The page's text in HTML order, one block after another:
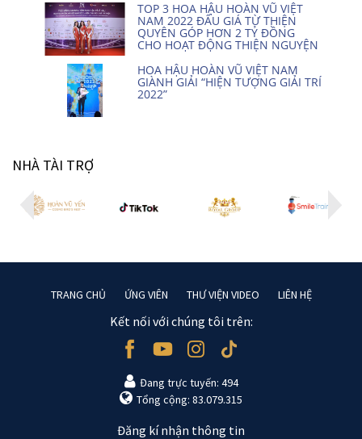
TOP 3 HOA HẬU HOÀN VŨ VIỆT
NAM 2022 ĐẤU GIÁ TỪ THIỆN
QUYÊN GÓP HƠN 2 TỶ ĐỒNG
CHO HOẠT ĐỘNG THIỆN NGUYỆN
HOA HẬU HOÀN VŨ VIỆT NAM
GIÀNH GIẢI “HIỆN TƯỢNG GIẢI TRÍ
2022”
NHÀ TÀI TRỢ
TRANG CHỦ ỨNG VIÊN THƯ VIỆN VIDEO LIÊN HỆ
Kết nối với chúng tôi trên:
Đang trực tuyến: 494
Tổng cộng: 83.079.315
Đăng kí nhận thông tin